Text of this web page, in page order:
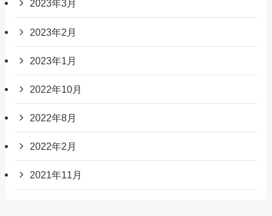
2023年3月
2023年2月
2023年1月
2022年10月
2022年8月
2022年2月
2021年11月